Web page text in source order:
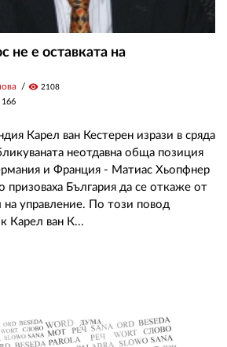
не е оставката на
visibility 2108
Карел ван Кестерен изрази в сряда
неотдавна обща позиция
и Франция - Матиас Хьопфнер
България да се откаже от
управление. По този повод
Карел ван К...